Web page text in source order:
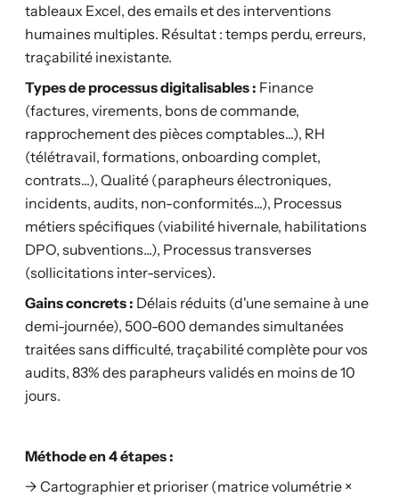
tableaux Excel, des emails et des interventions
humaines multiples. Résultat : temps perdu, erreurs,
traçabilité inexistante.
Types de processus digitalisables : Finance
(factures, virements, bons de commande,
rapprochement des pièces comptables...), RH
(télétravail, formations, onboarding complet,
contrats...), Qualité (parapheurs électroniques,
incidents, audits, non-conformités...), Processus
métiers spécifiques (viabilité hivernale, habilitations
DPO, subventions...), Processus transverses
(sollicitations inter-services).
Gains concrets : Délais réduits (d'une semaine à une
demi-journée), 500-600 demandes simultanées
traitées sans difficulté, traçabilité complète pour vos
audits, 83% des parapheurs validés en moins de 10
jours.
Méthode en 4 étapes :
→ Cartographier et prioriser (matrice volumétrie ×